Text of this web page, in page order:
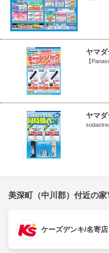
ヤマ
【
ヤマ
美深町（中川郡）付近の家
ケーズデンキ/名寄店